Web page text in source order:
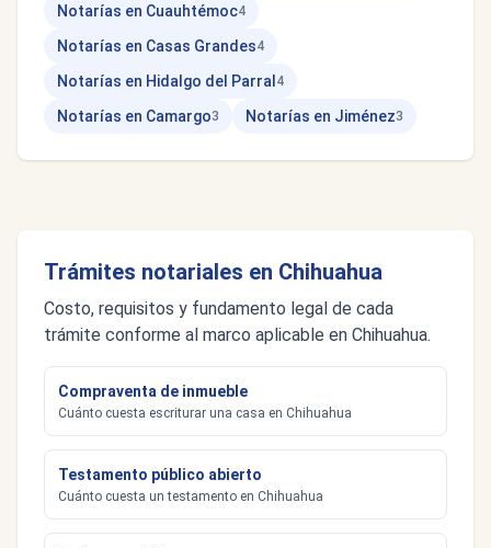
Notarías en Cuauhtémoc4
Notarías en Casas Grandes4
Notarías en Hidalgo del Parral 4
Notarías en Camargo3 Notarías en Jiménez3
Trámites notariales en Chihuahua
Costo, requisitos y fundamento legal de cada
trámite conforme al marco aplicable en Chihuahua.
Compraventa de inmueble
Cuánto cuesta escriturar una casa en Chihuahua
Testamento público abierto
Cuánto cuesta un testamento en Chihuahua